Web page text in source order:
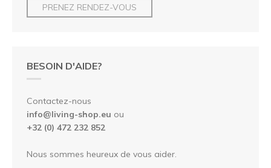
PRENEZ RENDEZ-VOUS
BESOIN D'AIDE?
Contactez-nous
info@living-shop.eu ou
+32 (0) 472 232 852
Nous sommes heureux de vous aider.